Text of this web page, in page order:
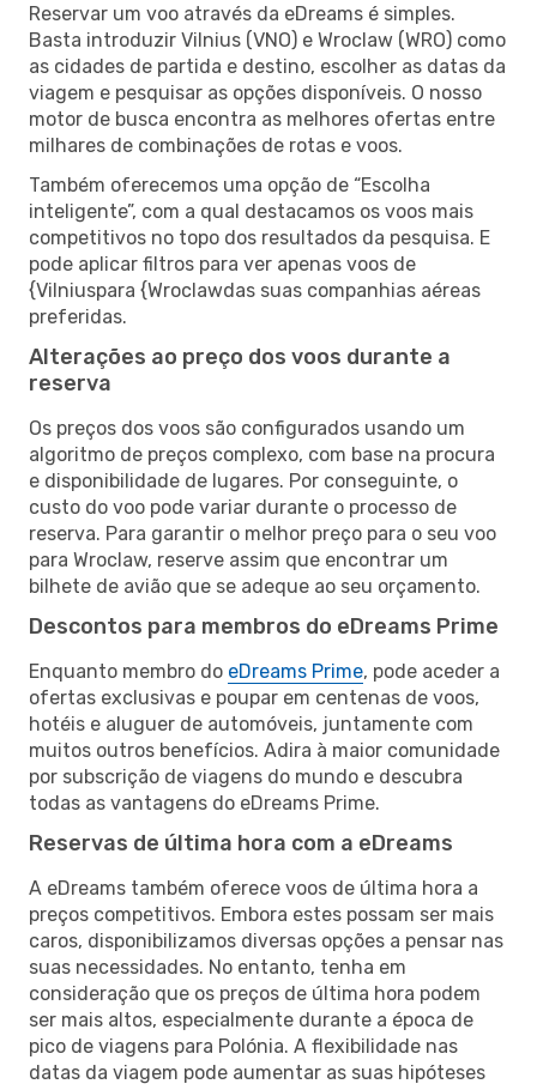
Reservar um voo através da eDreams é simples.
Basta introduzir Vilnius (VNO) e Wroclaw (WRO) como
as cidades de partida e destino, escolher as datas da
viagem e pesquisar as opções disponíveis. O nosso
motor de busca encontra as melhores ofertas entre
milhares de combinações de rotas e voos.
Também oferecemos uma opção de “Escolha
inteligente”, com a qual destacamos os voos mais
competitivos no topo dos resultados da pesquisa. E
pode aplicar filtros para ver apenas voos de
{Vilniuspara {Wroclawdas suas companhias aéreas
preferidas.
Alterações ao preço dos voos durante a
reserva
Os preços dos voos são configurados usando um
algoritmo de preços complexo, com base na procura
e disponibilidade de lugares. Por conseguinte, o
custo do voo pode variar durante o processo de
reserva. Para garantir o melhor preço para o seu voo
para Wroclaw, reserve assim que encontrar um
bilhete de avião que se adeque ao seu orçamento.
Descontos para membros do eDreams Prime
Enquanto membro do eDreams Prime, pode aceder a
ofertas exclusivas e poupar em centenas de voos,
hotéis e aluguer de automóveis, juntamente com
muitos outros benefícios. Adira à maior comunidade
por subscrição de viagens do mundo e descubra
todas as vantagens do eDreams Prime.
Reservas de última hora com a eDreams
A eDreams também oferece voos de última hora a
preços competitivos. Embora estes possam ser mais
caros, disponibilizamos diversas opções a pensar nas
suas necessidades. No entanto, tenha em
consideração que os preços de última hora podem
ser mais altos, especialmente durante a época de
pico de viagens para Polónia. A flexibilidade nas
datas da viagem pode aumentar as suas hipóteses